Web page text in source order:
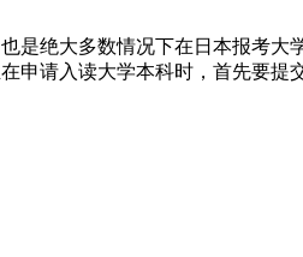
是绝大多数情况下在日本报考大
申请入读大学本科时，首先要提